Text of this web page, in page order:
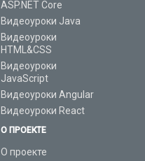
ASP.NET Core
Видеоуроки Java
Видеоуроки
HTML&CSS
Видеоуроки
JavaScript
Видеоуроки Angular
Видеоуроки React
О ПРОЕКТЕ
О проекте